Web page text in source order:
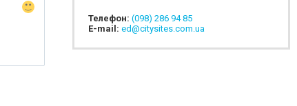
Телефон: (098) 286 94 85
E-mail: ed@citysites.com.ua